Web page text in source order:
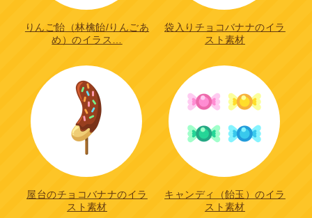
りんご飴（林檎飴/りんごあ
め）のイラス…
袋入りチョコバナナのイラ
スト素材
屋台のチョコバナナのイラ
スト素材
キャンディ（飴玉）のイラ
スト素材